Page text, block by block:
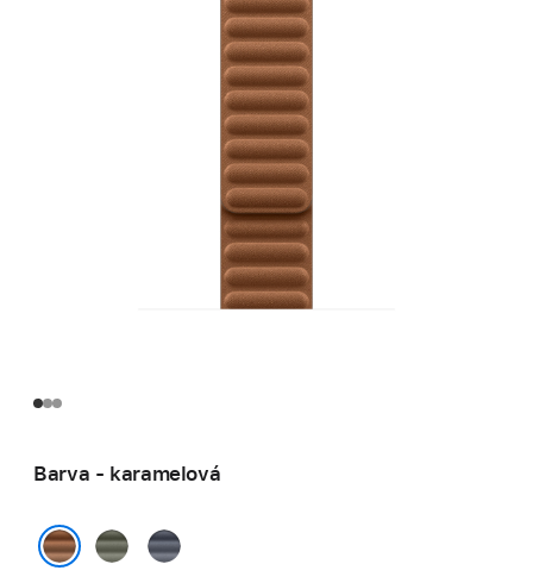
Barva - karamelová
šalvějověnámořnicky